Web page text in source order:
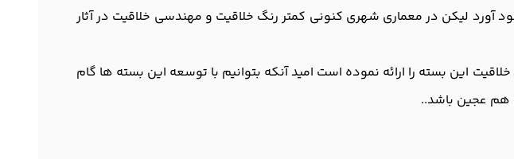
بوجود آورد لیکن در معماری شهری کنونی کمتر رنگ خلاقیت و مهندسی خلاقیت در آثار
این بسته را ارائه نموده است امید آنکه بتوانیم با توسعه این بسته ها گام
هم عجین باشد..